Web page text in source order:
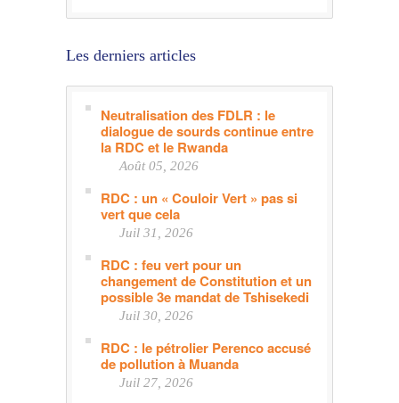
Les derniers articles
Neutralisation des FDLR : le
dialogue de sourds continue entre
la RDC et le Rwanda
Août 05, 2026
RDC : un « Couloir Vert » pas si
vert que cela
Juil 31, 2026
RDC : feu vert pour un
changement de Constitution et un
possible 3e mandat de Tshisekedi
Juil 30, 2026
RDC : le pétrolier Perenco accusé
de pollution à Muanda
Juil 27, 2026